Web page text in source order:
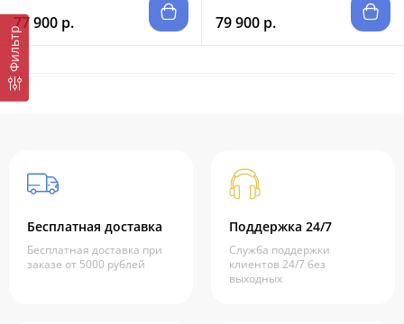
Фильтр
77 900 р. 79 900 р.
Бесплатная доставка
Бесплатная доставка при
заказе от 5000 рублей
Поддержка 24/7
Служба поддержки
клиентов 24/7 без
выходных